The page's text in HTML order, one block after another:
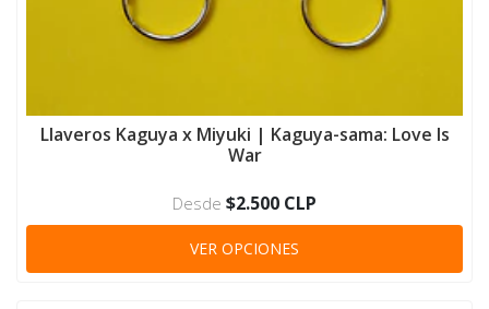
Llaveros Kaguya x Miyuki | Kaguya-sama: Love Is
War
Desde $2.500 CLP
VER OPCIONES